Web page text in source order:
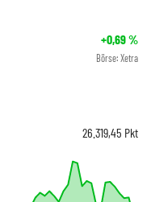
+0,69%
Börse: Xetra
26.319,45 Pkt